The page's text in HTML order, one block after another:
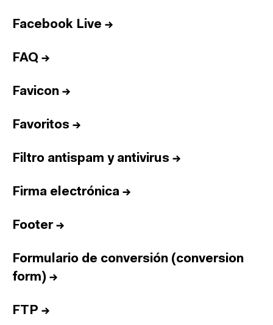
Facebook Live →
FAQ →
Favicon →
Favoritos →
Filtro antispam y antivirus →
Firma electrónica →
Footer→
Formulario de conversión (conversion
form) →
FTP →